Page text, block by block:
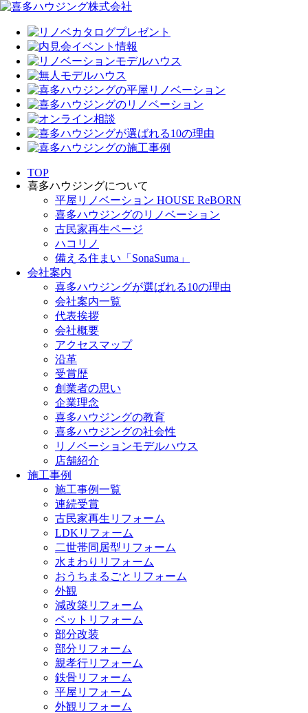
TOP
喜多ハウジングについて
平屋リノベーション HOUSE ReBORN
喜多ハウジングのリノベーション
古民家再生ページ
ハコリノ
備える住まい「SonaSuma」
会社案内
喜多ハウジングが選ばれる10の理由
会社案内一覧
代表挨拶
会社概要
アクセスマップ
沿革
受賞歴
創業者の思い
企業理念
喜多ハウジングの教育
喜多ハウジングの社会性
リノベーションモデルハウス
店舗紹介
施工事例
施工事例一覧
連続受賞
古民家再生リフォーム
LDKリフォーム
二世帯同居型リフォーム
水まわりリフォーム
おうちまるごとリフォーム
外観
減改築リフォーム
ペットリフォーム
部分改装
部分リフォーム
親孝行リフォーム
鉄骨リフォーム
平屋リフォーム
外観リフォーム